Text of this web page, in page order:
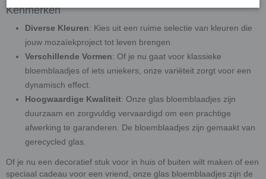
Kenmerken
Diverse Kleuren: Kies uit een ruime selectie van kleuren die
jouw mozaïekproject tot leven brengen.
Verschillende Vormen: Of je nu gaat voor klassieke
bloemblaadjes of iets uniekers, onze variëteit zorgt voor een
dynamisch effect.
Hoogwaardige Kwaliteit: Onze glas bloemblaadjes zijn
duurzaam en zorgvuldig vervaardigd om een prachtige
afwerking te garanderen. De bloemblaadjes zijn gemaakt van
gerecycled glas.
Of je nu een decoratief stuk voor in huis of buiten wilt maken of een
speciaal cadeau voor een vriend, onze glas bloemblaadjes zijn de